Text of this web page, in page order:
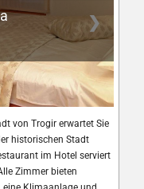
❯
von Trogir erwartet Sie
historischen Stadt
im Hotel serviert
Zimmer bieten